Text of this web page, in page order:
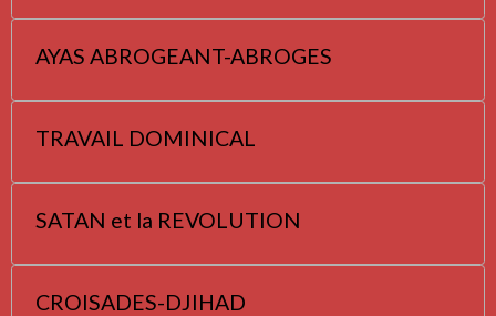
AYAS ABROGEANT-ABROGES
TRAVAIL DOMINICAL
SATAN et la REVOLUTION
CROISADES-DJIHAD